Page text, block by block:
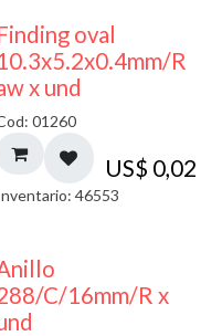
oval
R
x und
01260
US$ 0,02
46553
C/16mm/R x